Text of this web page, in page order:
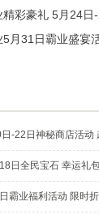
精彩豪礼 5月24日
5月31日霸业盛宴
-22日神秘商店活动
日全民宝石 幸运礼
霸业福利活动 限时